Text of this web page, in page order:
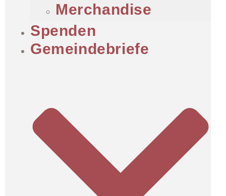
Merchandise
Spenden
Gemeindebriefe